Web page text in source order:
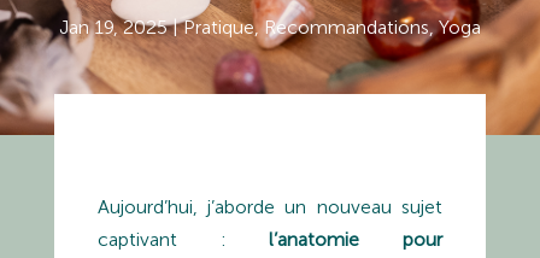
Jan 19, 2025|Pratique,Recommandations,Yoga
Aujourd’hui, j’aborde un nouveau sujet
captivant :l’anatomie pour